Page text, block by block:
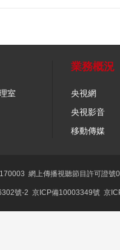
室
業務概況
央視網
央視影音
移動傳媒
網上傳播視聽節目許可證
號-2 京ICP備10003349號 京